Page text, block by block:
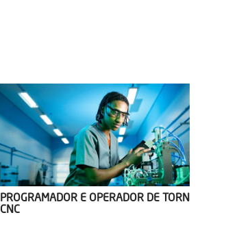
PROGRAMADOR E OPERADOR DE TORNO
CNC